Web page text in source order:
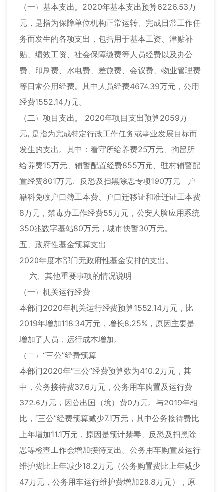
（一）基本支出。2020年基本支出预算6226.53万
元，是指为保障单位机构正常运转、完成日常工作任
务而发生的各项支出，包括用于基本工资、津贴补
贴、绩效工资、社会保障缴费等人员经费以及办公
费、印刷费、水电费、差旅费、会议费、物业管理费
等日常公用经费。其中人员经费4674.39万元，公用
经费1552.14万元。
（二）项目支出。 2020年项目支出预算2059万
元, 是指为完成特定行政工作任务或事业发展目标而
发生的支出。其中：看守所给养费25万元、拘留所
给养费15万元、辅警配置经费855万元、驻村辅警配
置经费801万元、反恐及扫黑除恶专项190万元，户
籍科免收户口簿工本费、户口迁移证和准迁证工本费
8万元，禁毒办工作经费55万元，公安人脸应用系统
350兆数字基站80万元，城市快警30万元。
五、政府性基金预算支出
2020年度本部门无政府性基金安排的支出。
六、其他重要事项的情况说明
（一）机关运行经费
本部门2020年机关运行经费预算1552.14万元，比
2019年增加118.34万元，增长8.25%，原因主要是
增加了人员，运行成本增加。
（二）“三公”经费预算
本部门2020年“三公”经费预算数为410.2万元，其
中，公务接待费37.6万元，公务用车购置及运行费
372.6万元，因公出国（境）费0万元。与2019年相
比，“三公”经费预算减少7.1万元，其中公务接待费比
上年增加11.1万元，原因是预计禁毒、反恐及扫黑除
恶等检查工作会增加接待支出。公务用车购置及运行
维护费比上年减少18.2万元（公务购置费比上年减少
47万元，公务用车运行维护费增加28.8万元），原